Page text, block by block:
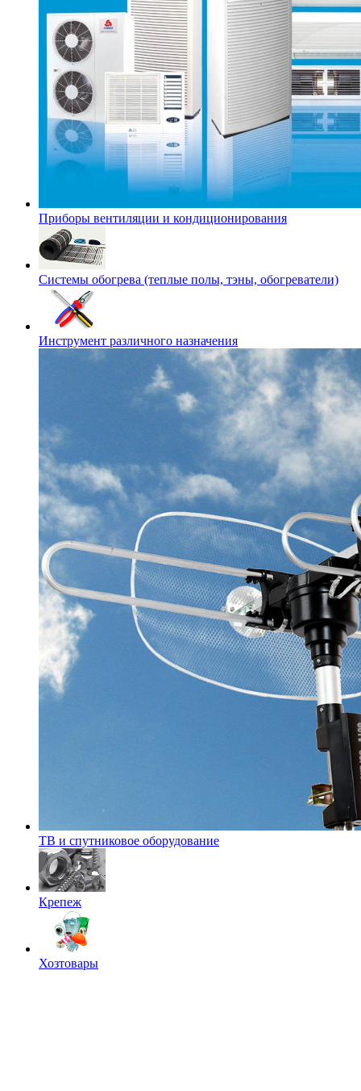
Приборы вентиляции и кондиционирования
Системы обогрева (теплые полы, тэны, обогреватели)
Инструмент различного назначения
ТВ и спутниковое оборудование
Крепеж
Хозтовары